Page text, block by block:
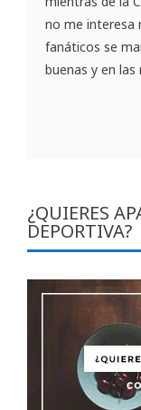
no me interesa
fanáticos se
buenas y en las
¿QUIERES
DEPORTIVA?